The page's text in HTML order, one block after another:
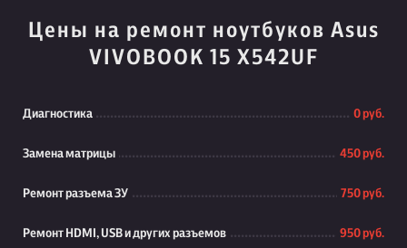
Цены на ремонт ноутбуков Asus
VIVOBOOK 15 X542UF
Диагностика 0 руб.
Замена матрицы 450 руб.
Ремонт разъема ЗУ 750 руб.
Ремонт HDMI, USB и других разъемов 950 руб.